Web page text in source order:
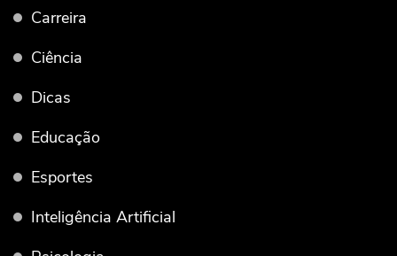
Carreira
Ciência
Dicas
Educação
Esportes
Inteligência Artificial